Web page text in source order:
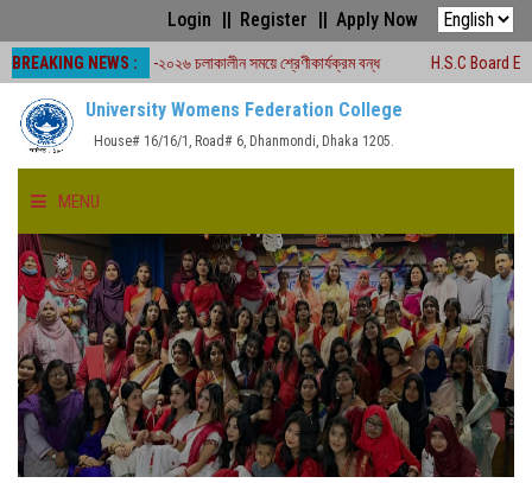
Login Register Apply Now
BREAKING NEWS :
পরীক্ষা -২০২৬ চলাকালীন সময়ে শ্রেণীকার্যক্রম বন্ধ H.S.C Board Exam Seat
University Womens Federation College
House# 16/16/1, Road# 6, Dhanmondi, Dhaka 1205.
MENU
HOME
ABOUT US
FACULTIES
ACADEMICS